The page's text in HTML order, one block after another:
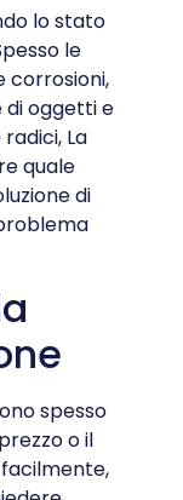
lo stato
le
corrosioni,
di oggetti e
La
quale
di
spesso
o il